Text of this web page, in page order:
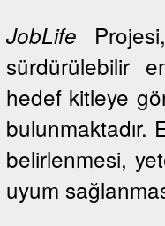
JobLife
sürdürülebilir
hedef kitleye
bulunmaktadır.
belirlenmesi,
uyum